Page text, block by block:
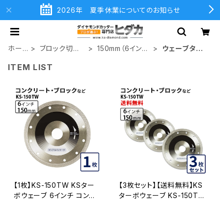
2026年 夏季休業についてのお知らせ
ホー
ブロック切断
150mm（6イン
ウェーブタイ
ITEM LIST
【1枚】KS-150TW KSター
ボウェーブ 6インチ コンク
【3枚セット】【送料無料】KS
ターボウェーブ KS-150TW